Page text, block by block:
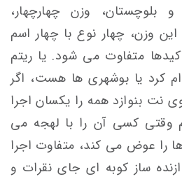
وزن چهارچهار،
وزن، چهار نوع با چهار اسم
متفاوت می شود. یا ریتم
کرد یا بوشهری ها هست، اگر
نت بنوازد همه را یکسان اجرا
وقتی کسی آن را با لهجه می
را عوض می کند، متفاوت اجرا
ساز کوبه ای جای نقرات و